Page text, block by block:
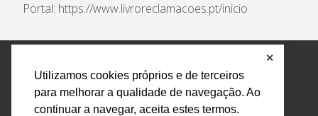
Utilizamos cookies próprios e de terceiros
para melhorar a qualidade de navegação. Ao
continuar a navegar, aceita estes termos.
✕
Portal: https://www.livroreclamacoes.pt/inicio
Política de Privacidade e Tratamento de Dados
Encarregado de Proteção de Dados
Livro Eletrónico
de Reclamações
Canal de Denúncias